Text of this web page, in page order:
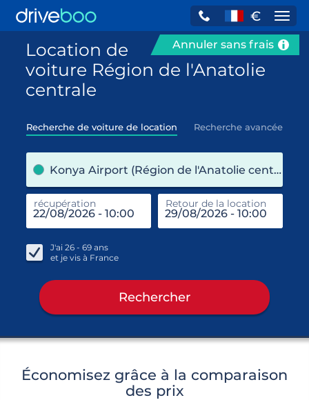
€
Annuler sans frais
Location de
voiture Région de l'Anatolie
centrale
Recherche de voiture de location Recherche avancée
Konya Airport (Région de l'Anatolie centrale / Turquie)
récupération Retour de la location
J'ai 26 - 69 ans
et je vis à France
Rechercher
Économisez grâce à la comparaison
des prix